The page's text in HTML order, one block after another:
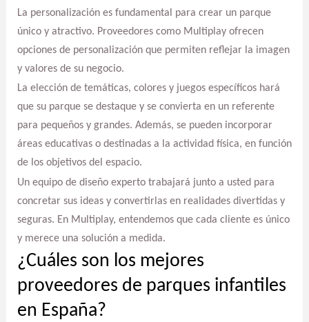
La personalización es fundamental para crear un parque
único y atractivo. Proveedores como Multiplay ofrecen
opciones de personalización que permiten reflejar la imagen
y valores de su negocio.
La elección de temáticas, colores y juegos específicos hará
que su parque se destaque y se convierta en un referente
para pequeños y grandes. Además, se pueden incorporar
áreas educativas o destinadas a la actividad física, en función
de los objetivos del espacio.
Un equipo de diseño experto trabajará junto a usted para
concretar sus ideas y convertirlas en realidades divertidas y
seguras. En Multiplay, entendemos que cada cliente es único
y merece una solución a medida.
¿Cuáles son los mejores
proveedores de parques infantiles
en España?